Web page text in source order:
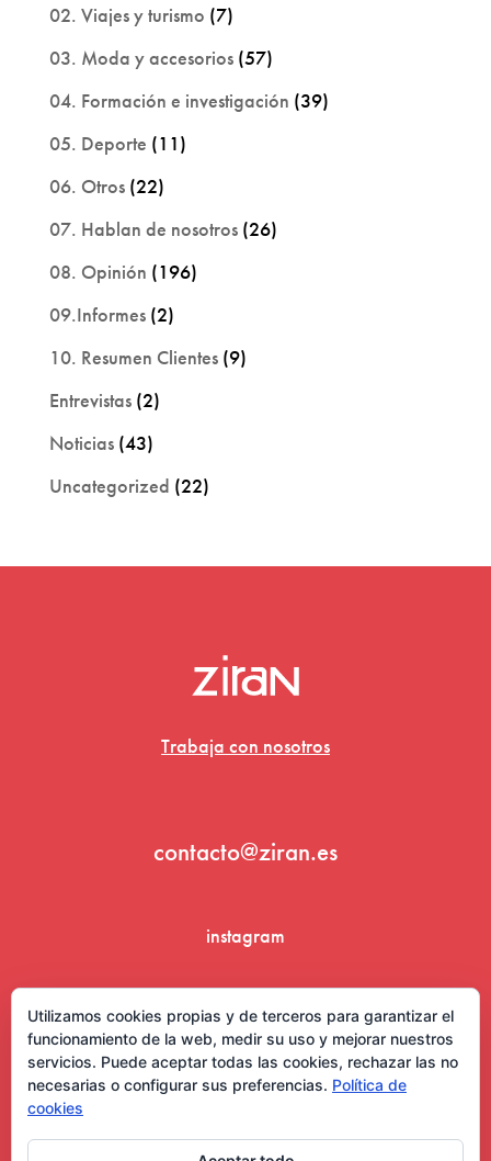
02. Viajes y turismo (7)
03. Moda y accesorios(57)
04. Formación e investigación (39)
05. Deporte (11)
06. Otros(22)
07. Hablan de nosotros(26)
08. Opinión (196)
09.Informes(2)
10. Resumen Clientes(9)
Entrevistas(2)
Noticias(43)
Uncategorized (22)
Trabaja con nosotros
contacto@ziran.es
instagram
Utilizamos cookies propias y de terceros para garantizar el
funcionamiento de la web, medir su uso y mejorar nuestros
servicios. Puede aceptar todas las cookies, rechazar las no
necesarias o configurar sus preferencias. Política de
cookies